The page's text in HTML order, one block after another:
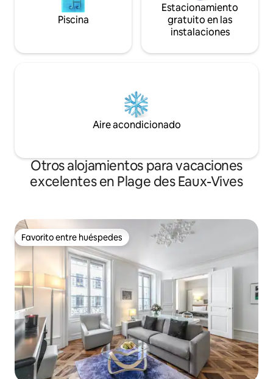
Piscina
Estacionamiento
gratuito en las
instalaciones
Aire acondicionado
Otros alojamientos para vacaciones
excelentes en Plage des Eaux-Vives
Favorito entre huéspedes
Favorito entre huéspedes